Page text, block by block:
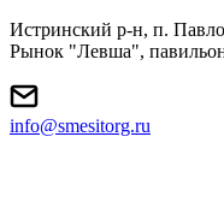
Истринский р-н, п.
Рынок "Левша",
info@smesitorg.ru